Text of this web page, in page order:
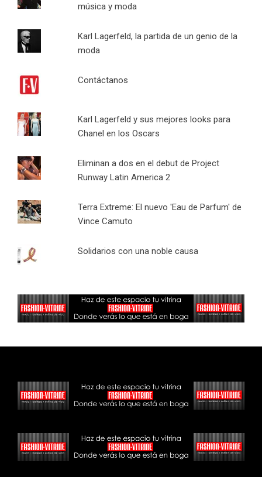
música y moda
Karl Lagerfeld, la partida de un genio de la
moda
Contáctanos
Karl Lagerfeld y sus mejores looks para
Chanel en los Oscars
Eliminan a dos en el debut de Project
Runway Latin America 2
Terra Extreme: El nuevo 'Eau de Parfum' de
Vince Camuto
Solidarios con una noble causa